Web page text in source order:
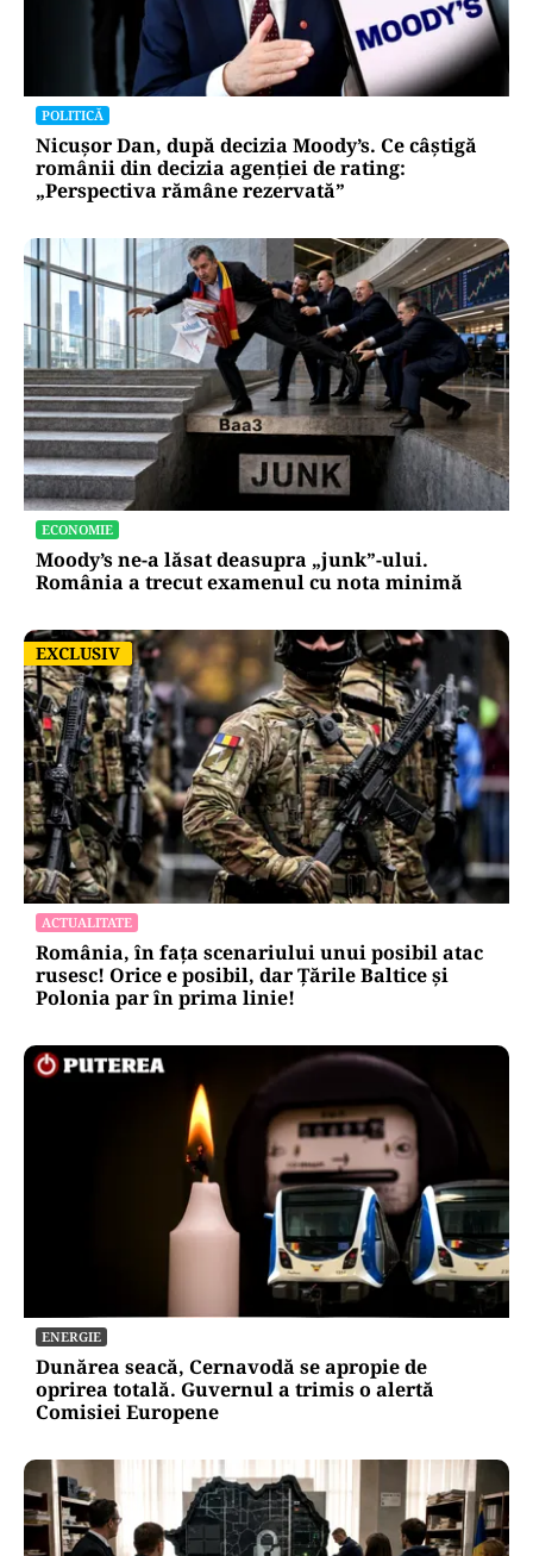
POLITICĂ
Nicușor Dan, după decizia Moody’s. Ce câștigă
românii din decizia agenției de rating:
„Perspectiva rămâne rezervată”
ECONOMIE
Moody’s ne-a lăsat deasupra „junk”-ului.
România a trecut examenul cu nota minimă
EXCLUSIV
EXCLUSIV
ACTUALITATE
România, în fața scenariului unui posibil atac
rusesc! Orice e posibil, dar Țările Baltice și
Polonia par în prima linie!
ENERGIE
Dunărea seacă, Cernavodă se apropie de
oprirea totală. Guvernul a trimis o alertă
Comisiei Europene